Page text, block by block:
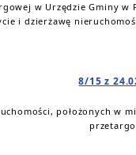
w Urzędzie Gminy w
i dzierżawę
8/15 z
położonych w